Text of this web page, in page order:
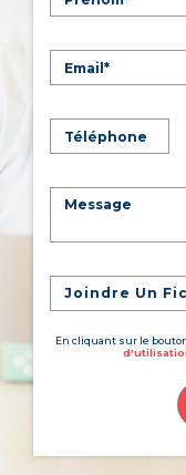
Joindre Un
En cliquant sur le